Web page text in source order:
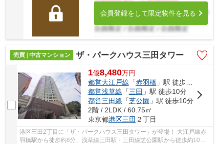
会員登録をして限定物件を見る
売買 | 中古マンション ザ・パークハウス三田タワー
1億8,480万円
都営大江戸線 「赤羽橋」駅 徒歩8分
都営浅草線 「三田 」駅 徒歩10分
都営三田線 「芝公園 」駅 徒歩10分
2階 / 2LDK / 60.75㎡
東京都港区三田 ２丁目
港区三田2丁目に「ザ・パークハウス三田タワー」が登場！ 大江戸線赤
羽橋駅から徒歩約8分、浅草線三田駅・三田線芝公園駅から徒歩約10